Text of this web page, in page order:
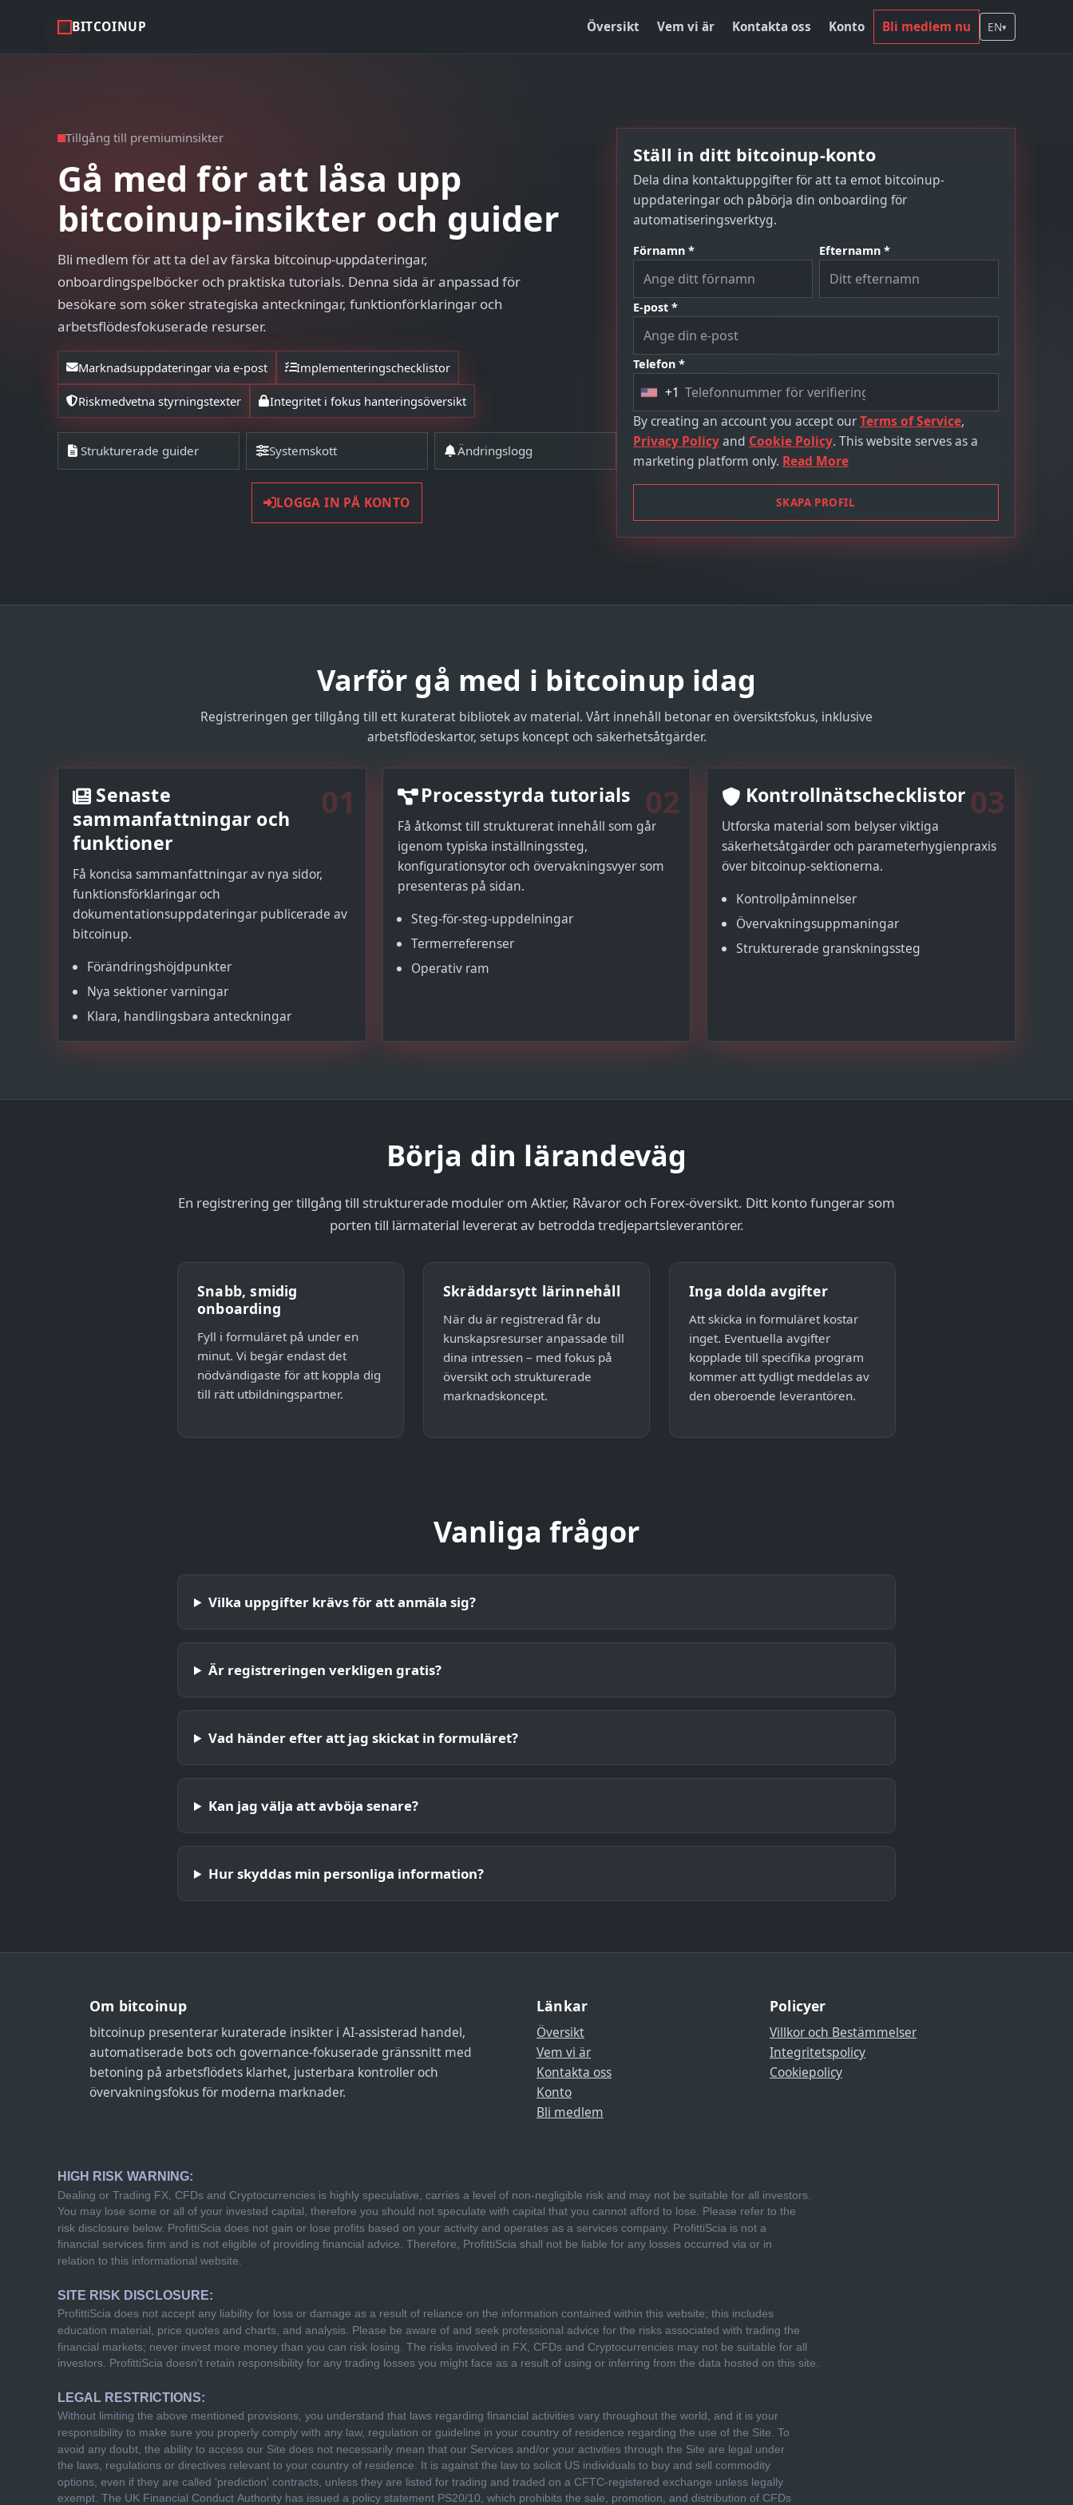
BITCOINUP Översikt Vem vi är Kontakta oss Konto Bli medlem nu EN▾
Tillgång till premiuminsikter
Gå med för att låsa upp
bitcoinup-insikter och guider
Bli medlem för att ta del av färska bitcoinup-uppdateringar,
onboardingspelböcker och praktiska tutorials. Denna sida är anpassad för
besökare som söker strategiska anteckningar, funktionförklaringar och
arbetsflödesfokuserade resurser.
Marknadsuppdateringar via e-post Implementeringschecklistor
Riskmedvetna styrningstexter Integritet i fokus hanteringsöversikt
Strukturerade guider Systemskott Ändringslogg
LOGGA IN PÅ KONTO
Ställ in ditt bitcoinup-konto
Dela dina kontaktuppgifter för att ta emot bitcoinup-
uppdateringar och påbörja din onboarding för
automatiseringsverktyg.
Förnamn * Efternamn *
E-post *
Telefon *
U
n
i
t
S
t
+1
By creating an account you accept ourTerms of Service,
Privacy Policyand Cookie Policy. This website serves as a
marketing platform only. Read More
SKAPA PROFIL
Varför gå med i bitcoinup idag
Registreringen ger tillgång till ett kuraterat bibliotek av material. Vårt innehåll betonar en översiktsfokus, inklusive
arbetsflödeskartor, setups koncept och säkerhetsåtgärder.
01
Senaste
sammanfattningar och
funktioner
Få koncisa sammanfattningar av nya sidor,
funktionsförklaringar och
dokumentationsuppdateringar publicerade av
bitcoinup.
Förändringshöjdpunkter
Nya sektioner varningar
Klara, handlingsbara anteckningar
02
Processtyrda tutorials
Få åtkomst till strukturerat innehåll som går
igenom typiska inställningssteg,
konfigurationsytor och övervakningsvyer som
presenteras på sidan.
Steg-för-steg-uppdelningar
Termerreferenser
Operativ ram
03
Kontrollnätschecklistor
Utforska material som belyser viktiga
säkerhetsåtgärder och parameterhygienpraxis
över bitcoinup-sektionerna.
Kontrollpåminnelser
Övervakningsuppmaningar
Strukturerade granskningssteg
Börja din lärandeväg
En registrering ger tillgång till strukturerade moduler om Aktier, Råvaror och Forex-översikt. Ditt konto fungerar som
porten till lärmaterial levererat av betrodda tredjepartsleverantörer.
Snabb, smidig
onboarding
Fyll i formuläret på under en
minut. Vi begär endast det
nödvändigaste för att koppla dig
till rätt utbildningspartner.
Skräddarsytt lärinnehåll
När du är registrerad får du
kunskapsresurser anpassade till
dina intressen – med fokus på
översikt och strukturerade
marknadskoncept.
Inga dolda avgifter
Att skicka in formuläret kostar
inget. Eventuella avgifter
kopplade till specifika program
kommer att tydligt meddelas av
den oberoende leverantören.
Vanliga frågor
Vilka uppgifter krävs för att anmäla sig?
Är registreringen verkligen gratis?
Vad händer efter att jag skickat in formuläret?
Kan jag välja att avböja senare?
Hur skyddas min personliga information?
Om bitcoinup
bitcoinup presenterar kuraterade insikter i AI-assisterad handel,
automatiserade bots och governance-fokuserade gränssnitt med
betoning på arbetsflödets klarhet, justerbara kontroller och
övervakningsfokus för moderna marknader.
Länkar
Översikt
Vem vi är
Kontakta oss
Konto
Bli medlem
Policyer
Villkor och Bestämmelser
Integritetspolicy
Cookiepolicy